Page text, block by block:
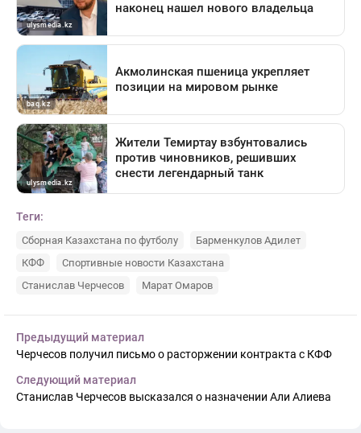
Теги:
Сборная Казахстана по футболу
Барменкулов Адилет
КФФ
Спортивные новости Казахстана
Станислав Черчесов
Марат Омаров
Предыдущий материал
Черчесов получил письмо о расторжении контракта с КФФ
Следующий материал
Станислав Черчесов высказался о назначении Али Алиева